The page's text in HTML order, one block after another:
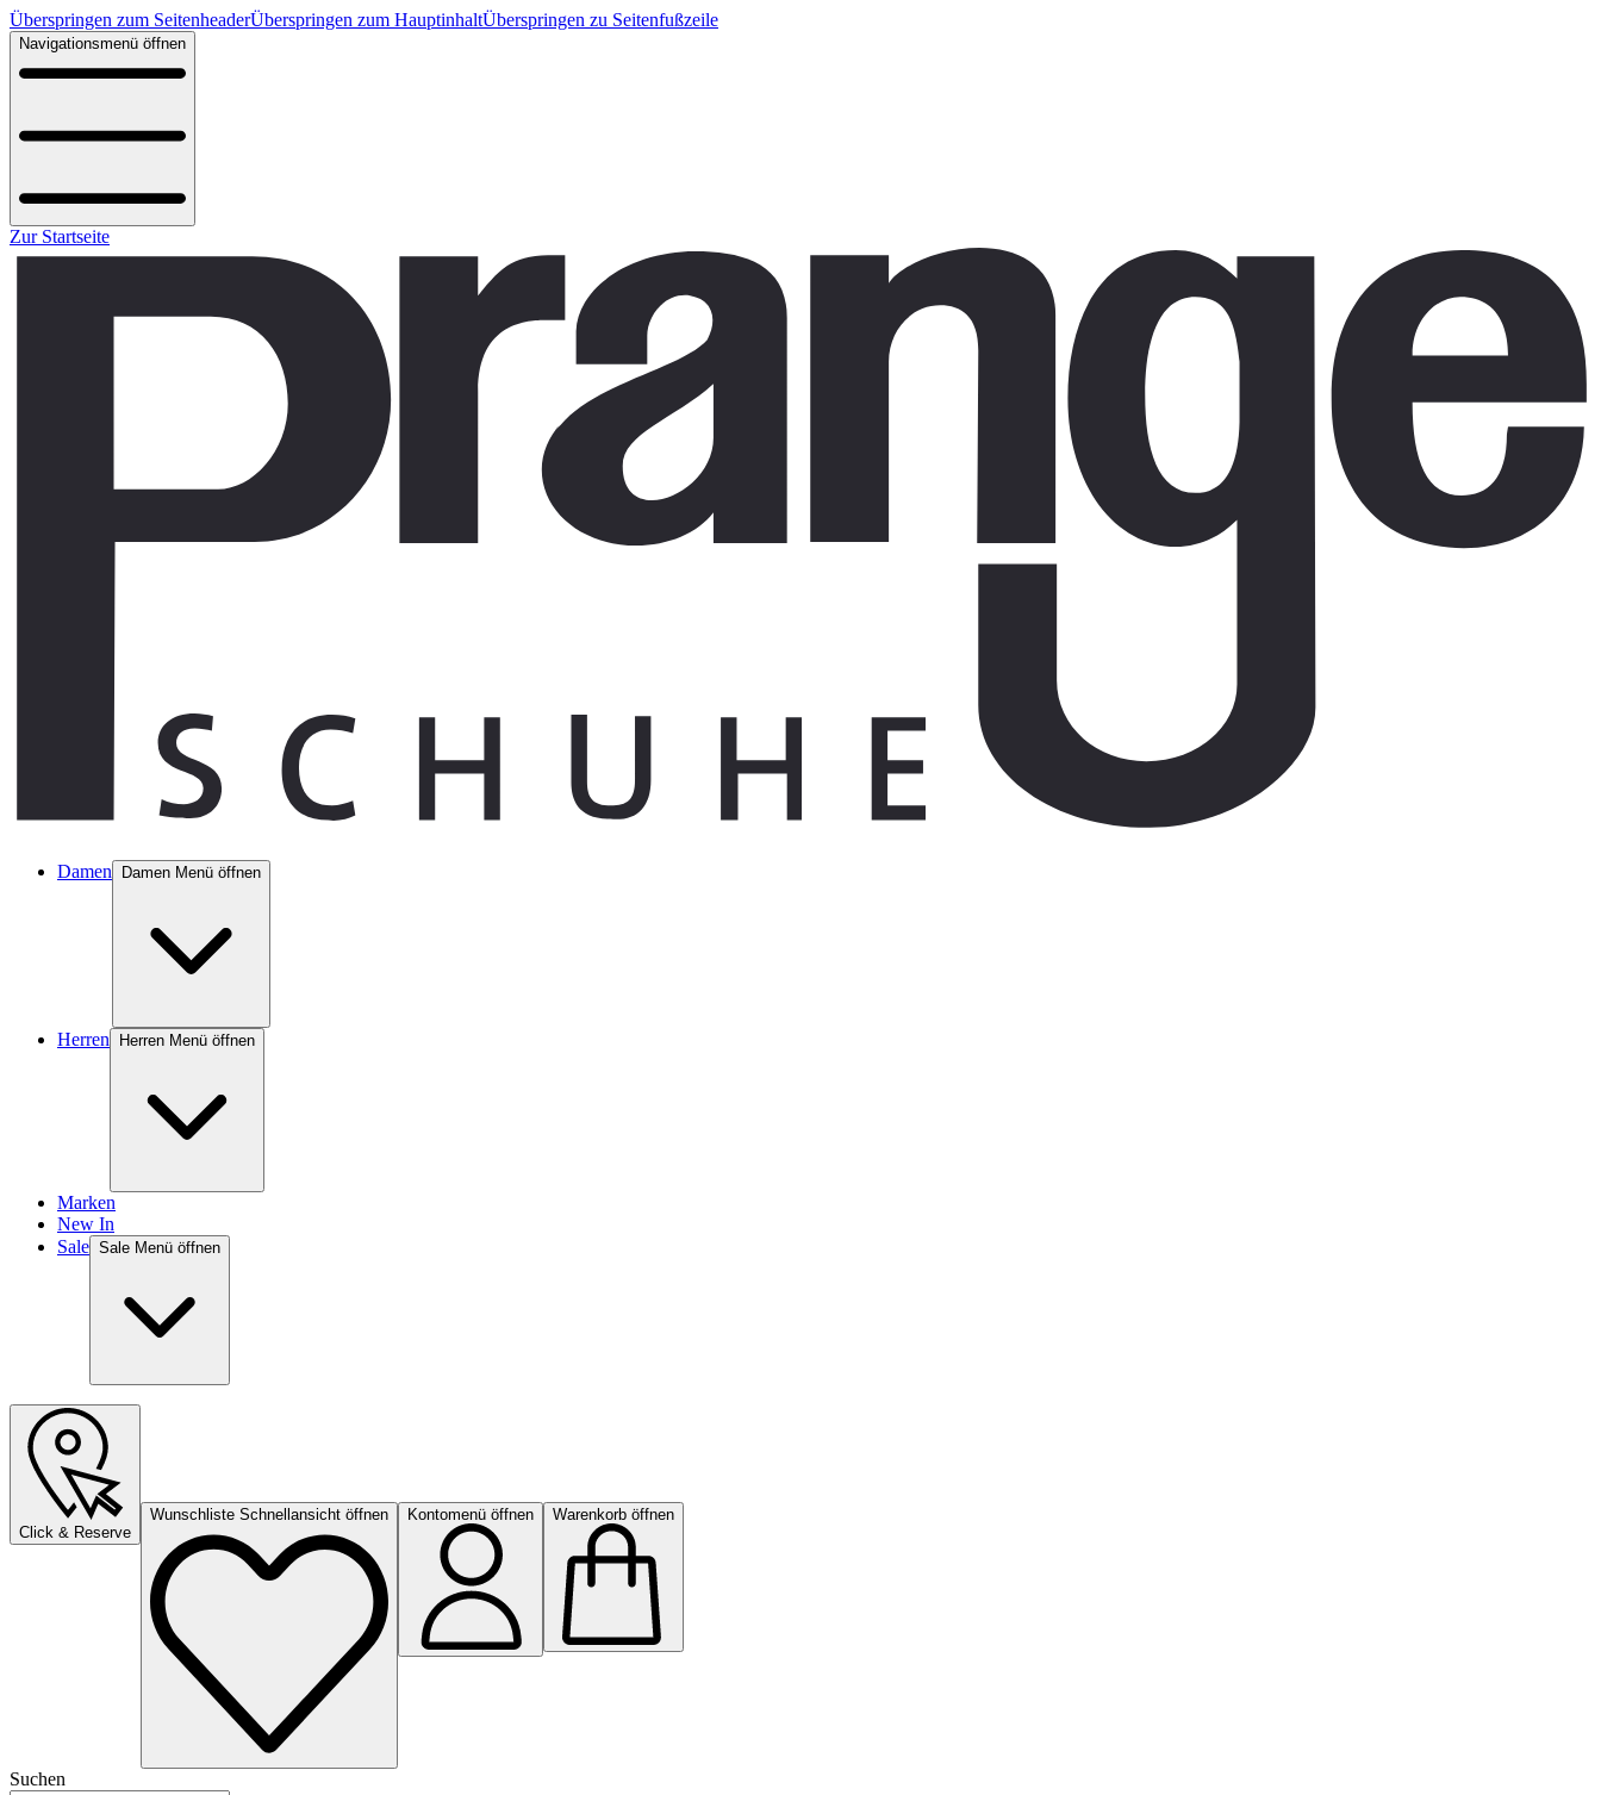
Überspringen zum SeitenheaderÜberspringen zum HauptinhaltÜberspringen zu Seitenfußzeile
Navigationsmenü öffnen
Zur Startseite
Damen Damen Menü öffnen
Herren Herren Menü öffnen
Marken
New In
Sale Sale Menü öffnen
Click & Reserve
Wunschliste Schnellansicht öffnen Kontomenü öffnen Warenkorb öffnen
Suchen